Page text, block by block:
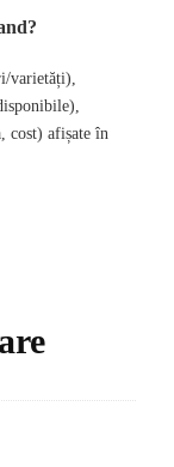
varietăți),
cost) afișate în